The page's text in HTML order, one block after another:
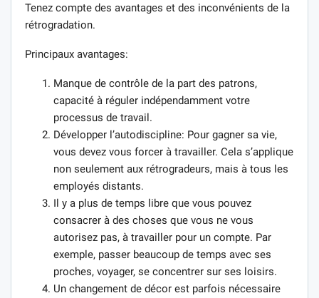
Tenez compte des avantages et des inconvénients de la
rétrogradation.
Principaux avantages:
Manque de contrôle de la part des patrons,
capacité à réguler indépendamment votre
processus de travail.
Développer l’autodiscipline: Pour gagner sa vie,
vous devez vous forcer à travailler. Cela s’applique
non seulement aux rétrogradeurs, mais à tous les
employés distants.
Il y a plus de temps libre que vous pouvez
consacrer à des choses que vous ne vous
autorisez pas, à travailler pour un compte. Par
exemple, passer beaucoup de temps avec ses
proches, voyager, se concentrer sur ses loisirs.
Un changement de décor est parfois nécessaire